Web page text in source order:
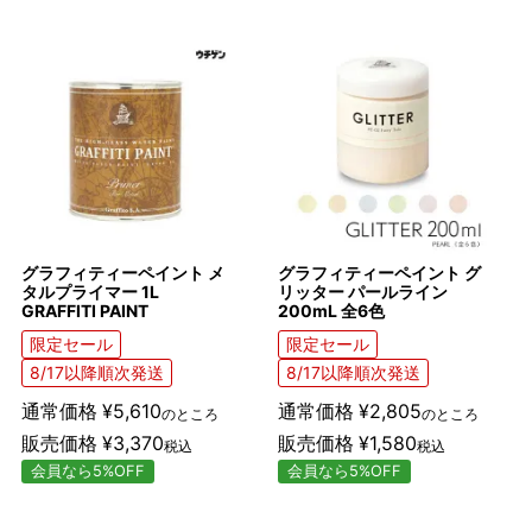
グラフィティーペイント メ
タルプライマー 1L
GRAFFITI PAINT
限定セール
8/17以降順次発送
通常価格 ¥5,610のところ
販売価格 ¥3,370税込
会員なら5%OFF
グラフィティーペイント グ
リッター パールライン
200mL 全6色
限定セール
8/17以降順次発送
通常価格 ¥2,805のところ
販売価格 ¥1,580税込
会員なら5%OFF